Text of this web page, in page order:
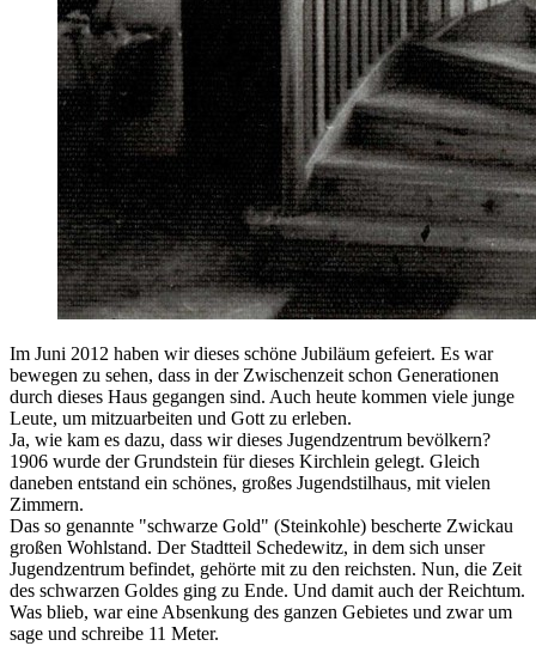
Im Juni 2012 haben wir dieses schöne Jubiläum gefeiert. Es war
bewegen zu sehen, dass in der Zwischenzeit schon Generationen
durch dieses Haus gegangen sind. Auch heute kommen viele junge
Leute, um mitzuarbeiten und Gott zu erleben.
Ja, wie kam es dazu, dass wir dieses Jugendzentrum bevölkern?
1906 wurde der Grundstein für dieses Kirchlein gelegt. Gleich
daneben entstand ein schönes, großes Jugendstilhaus, mit vielen
Zimmern.
Das so genannte "schwarze Gold" (Steinkohle) bescherte Zwickau
großen Wohlstand. Der Stadtteil Schedewitz, in dem sich unser
Jugendzentrum befindet, gehörte mit zu den reichsten. Nun, die Zeit
des schwarzen Goldes ging zu Ende. Und damit auch der Reichtum.
Was blieb, war eine Absenkung des ganzen Gebietes und zwar um
sage und schreibe 11 Meter.